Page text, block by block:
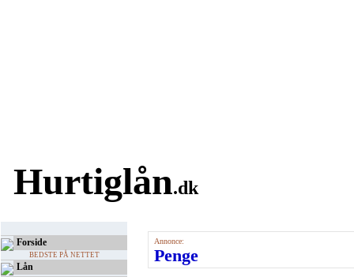
Hurtiglån.dk
Forside
BEDSTE PÅ NETTET
Lån
Annonce:
Penge